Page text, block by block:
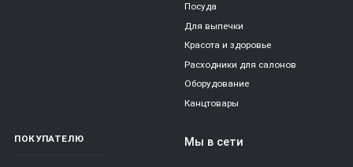
Посуда
Для выпечки
Красота и здоровье
Расходники для салонов
Оборудование
Канцтовары
ПОКУПАТЕЛЮ Мы в сети